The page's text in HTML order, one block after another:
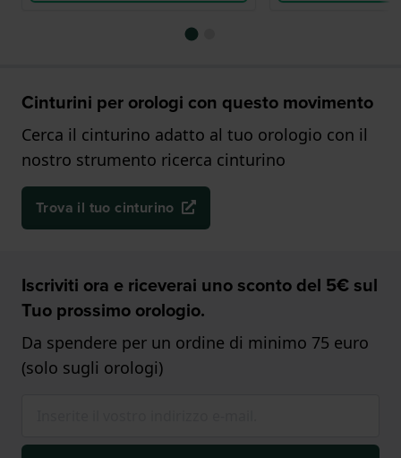
Cinturini per orologi con questo movimento
Cerca il cinturino adatto al tuo orologio con il
nostro strumento ricerca cinturino
Trova il tuo cinturino
Iscriviti ora e riceverai uno sconto del 5€ sul
Tuo prossimo orologio.
Da spendere per un ordine di minimo 75 euro
(solo sugli orologi)